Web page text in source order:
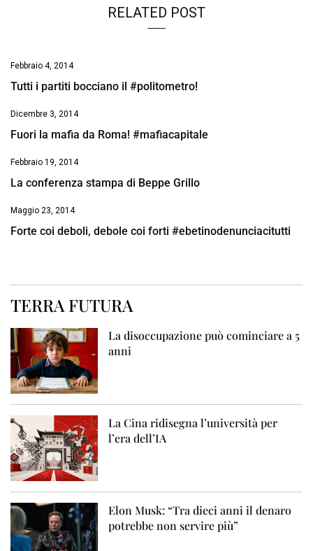
RELATED POST
Febbraio 4, 2014
Tutti i partiti bocciano il #politometro!
Dicembre 3, 2014
Fuori la mafia da Roma! #mafiacapitale
Febbraio 19, 2014
La conferenza stampa di Beppe Grillo
Maggio 23, 2014
Forte coi deboli, debole coi forti #ebetinodenunciacitutti
TERRA FUTURA
La disoccupazione può cominciare a 5
anni
La Cina ridisegna l’università per
l’era dell’IA
Elon Musk: “Tra dieci anni il denaro
potrebbe non servire più”